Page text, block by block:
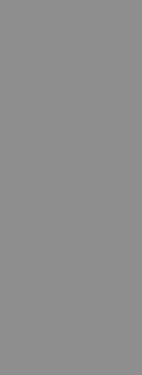
на общих
с этими
нас на
и проявления меняются с
приятелей, то с годами
глубже.
цикла человека»
до 45 лет. В возрасте с
стабилизируется.
десятилетий